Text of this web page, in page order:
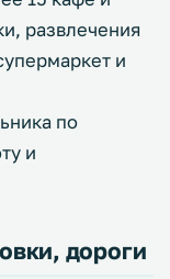
развлечения
и
по
и
дороги